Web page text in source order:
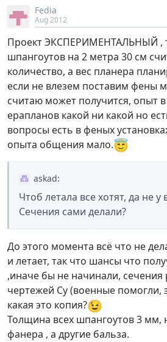
Fedia
Aug 2012
Проект ЭКСПЕРИМЕНТАЛЬНЫЙ ,
шпангоутов на 2 метра 30 см
количество, а вес планера
если не влезем поставим фены
считаю может получится, опыт
ерапланов какой ни какой но
вопросы есть в феных
опыта общения мало.😇
askad:
Чтоб летала все хотят, да не у
Сечения сами делали?
До этого момента всё что не
и летает, так что шансы что
,иначе бы не начинали,
чертежей Су (военные помогли,
какая это копия?😉
Толщина всех шпангоутов 3 мм,
фанера , а другие бальза.